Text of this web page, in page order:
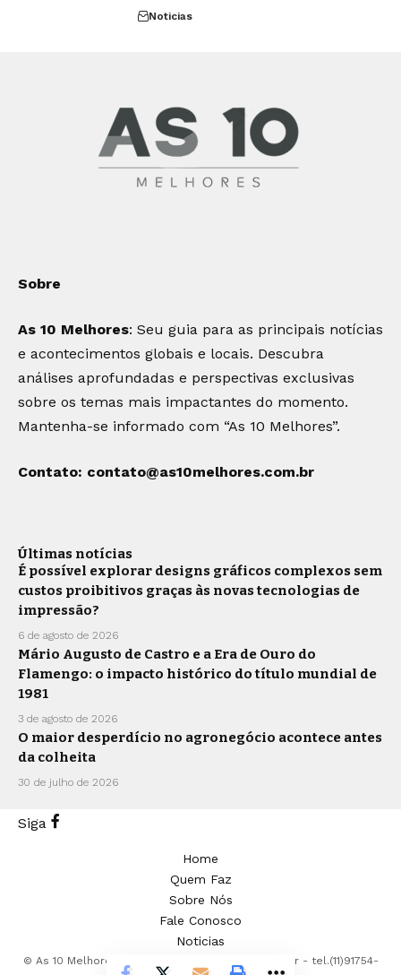
Noticias
Sobre
As 10 Melhores: Seu guia para as principais notícias
e acontecimentos globais e locais. Descubra
análises aprofundadas e perspectivas exclusivas
sobre os temas mais impactantes do momento.
Mantenha-se informado com “As 10 Melhores”.
Contato: contato@as10melhores.com.br
Últimas notícias
É possível explorar designs gráficos complexos sem
custos proibitivos graças às novas tecnologias de
impressão?
6 de agosto de 2026
Mário Augusto de Castro e a Era de Ouro do
Flamengo: o impacto histórico do título mundial de
1981
3 de agosto de 2026
O maior desperdício no agronegócio acontece antes
da colheita
30 de julho de 2026
Siga
© As 10 Melhores - contato@as10melhores.com.br- tel.(11)91754-
Home
Quem Faz
Sobre Nós
Fale Conosco
Noticias